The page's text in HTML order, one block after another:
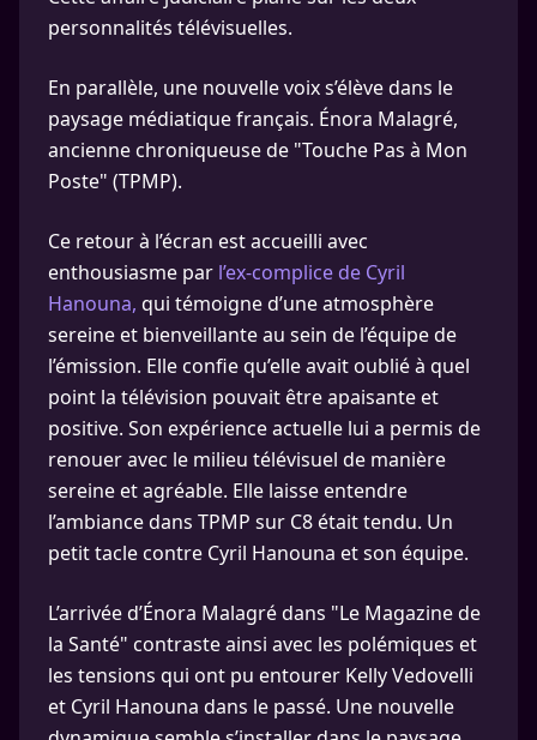
personnalités télévisuelles.
En parallèle, une nouvelle voix s’élève dans le
paysage médiatique français. Énora Malagré,
ancienne chroniqueuse de "Touche Pas à Mon
Poste" (TPMP).
Ce retour à l’écran est accueilli avec
enthousiasme par l’ex-complice de Cyril
Hanouna, qui témoigne d’une atmosphère
sereine et bienveillante au sein de l’équipe de
l’émission. Elle confie qu’elle avait oublié à quel
point la télévision pouvait être apaisante et
positive. Son expérience actuelle lui a permis de
renouer avec le milieu télévisuel de manière
sereine et agréable. Elle laisse entendre
l’ambiance dans TPMP sur C8 était tendu. Un
petit tacle contre Cyril Hanouna et son équipe.
L’arrivée d’Énora Malagré dans "Le Magazine de
la Santé" contraste ainsi avec les polémiques et
les tensions qui ont pu entourer Kelly Vedovelli
et Cyril Hanouna dans le passé. Une nouvelle